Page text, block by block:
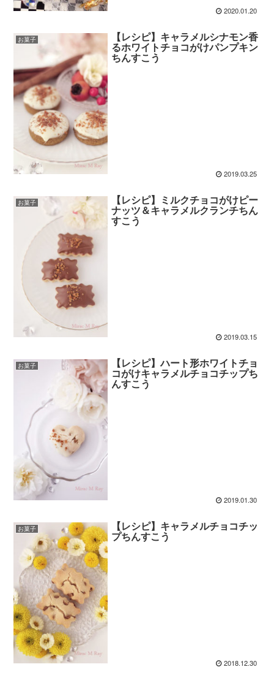
2020.01.20
お菓子 【レシピ】キャラメルシナモン香
るホワイトチョコがけパンプキン
ちんすこう
2019.03.25
お菓子 【レシピ】ミルクチョコがけピー
ナッツ＆キャラメルクランチちん
すこう
2019.03.15
お菓子 【レシピ】ハート形ホワイトチョ
コがけキャラメルチョコチップち
んすこう
2019.01.30
お菓子 【レシピ】キャラメルチョコチッ
プちんすこう
2018.12.30